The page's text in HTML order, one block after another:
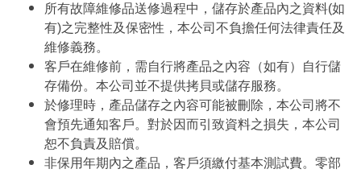
所有故障維修品送修過程中，儲存於產品內之資料(如
有)之完整性及保密性，本公司不負擔任何法律責任及
維修義務。
客戶在維修前，需自行將產品之內容（如有）自行儲
存備份。本公司並不提供拷貝或儲存服務。
於修理時，產品儲存之內容可能被刪除，本公司將不
會預先通知客戶。對於因而引致資料之損失，本公司
恕不負責及賠償。
非保用年期內之產品，客戶須繳付基本測試費。零部